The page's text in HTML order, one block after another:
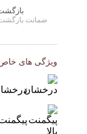
ضمانت بازگشت کالا
ویژگی های
پیگمنت